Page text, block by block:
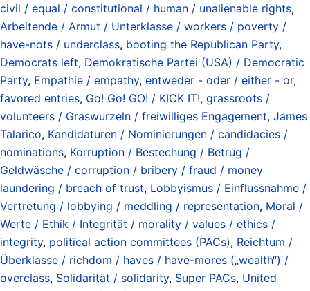
civil / equal / constitutional / human / unalienable rights,
Arbeitende / Armut / Unterklasse / workers / poverty /
have-nots / underclass, booting the Republican Party,
Democrats left, Demokratische Partei (USA) / Democratic
Party, Empathie / empathy, entweder - oder / either - or,
favored entries, Go! Go! GO! / KICK IT!, grassroots /
volunteers / Graswurzeln / freiwilliges Engagement, James
Talarico, Kandidaturen / Nominierungen / candidacies /
nominations, Korruption / Bestechung / Betrug /
Geldwäsche / corruption / bribery / fraud / money
laundering / breach of trust, Lobbyismus / Einflussnahme /
Vertretung / lobbying / meddling / representation, Moral /
Werte / Ethik / Integrität / morality / values / ethics /
integrity, political action committees (PACs), Reichtum /
Überklasse / richdom / haves / have-mores („wealth“) /
overclass, Solidarität / solidarity, Super PACs, United